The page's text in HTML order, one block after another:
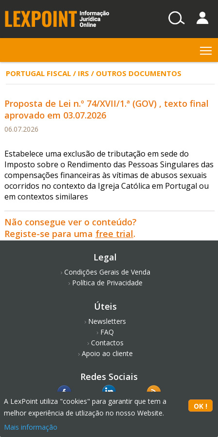
PORTUGAL FISCAL / IRS / OUTROS DOCUMENTOS
Proposta de Lei n.º 74/XVII/1.ª (GOV) , texto final
aprovado em 03.07.2026
06.07.2026
Estabelece uma exclusão de tributação em sede do
Imposto sobre o Rendimento das Pessoas Singulares das
compensações financeiras às vítimas de abusos sexuais
ocorridos no contexto da Igreja Católica em Portugal ou
em contextos similares
Não consegue ver o conteúdo?
Registe-se para uma free trial.
Legal
Condições Gerais de Venda
Política de Privacidade
Úteis
Newsletters
FAQ
Contactos
Apoio ao cliente
Redes Sociais
A LexPoint utiliza "cookies" para garantir que tem a
melhor experiência de utlização no nosso Website.
Mais informação